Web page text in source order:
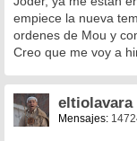
a
j
e
empiece la nueva
ordenes de Mou y
Creo que me voy a
eltiolavara
Mensajes: